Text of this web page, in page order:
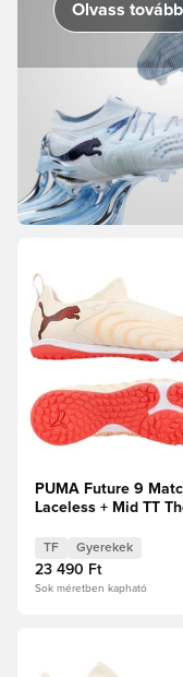
Olvass tovább
Megnyit egy
PUMA Future 9
Laceless + Mid TT
mandula/PUMA
Fehér/Ultra Red/
Fekete Gyerek
TF Gyerekek
23 490 Ft
Sok méretben kapható
Megnyit egy